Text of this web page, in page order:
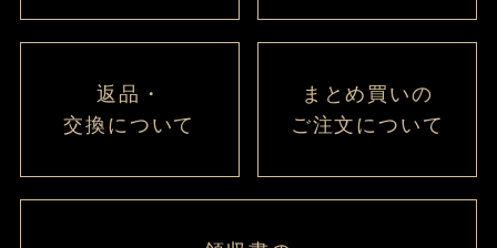
返品・
交換について
まとめ買いの
ご注文について